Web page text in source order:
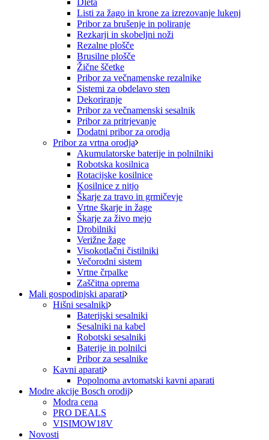
Listi za žago in krone za izrezovanje lukenj
Pribor za brušenje in poliranje
Rezkarji in skobeljni noži
Rezalne plošče
Brusilne plošče
Žične ščetke
Pribor za večnamenske rezalnike
Sistemi za obdelavo sten
Dekoriranje
Pribor za večnamenski sesalnik
Pribor za pritrjevanje
Dodatni pribor za orodja
Pribor za vrtna orodja
Akumulatorske baterije in polnilniki
Robotska kosilnica
Rotacijske kosilnice
Kosilnice z nitjo
Škarje za travo in grmičevje
Vrtne škarje in žage
Škarje za živo mejo
Drobilniki
Verižne žage
Visokotlačni čistilniki
Večorodni sistem
Vrtne črpalke
Zaščitna oprema
Mali gospodinjski aparati
Hišni sesalniki
Baterijski sesalniki
Sesalniki na kabel
Robotski sesalniki
Baterije in polnilci
Pribor za sesalnike
Kavni aparati
Popolnoma avtomatski kavni aparati
Modre akcije Bosch orodij
Modra cena
PRO DEALS
VISIMOW18V
Novosti